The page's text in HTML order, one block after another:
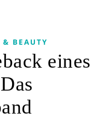
BEAUTY
eines